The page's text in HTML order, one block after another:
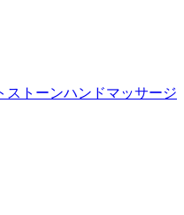
ストーンハンドマッサージ